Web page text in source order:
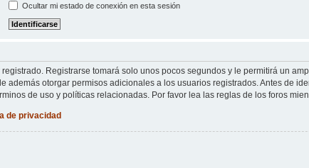
Ocultar mi estado de conexión en esta sesión
Registrarse tomará solo unos pocos segundos y le permitirá un
además otorgar permisos adicionales a los usuarios registrados. Antes de
de uso y políticas relacionadas. Por favor lea las reglas de los foros
de privacidad